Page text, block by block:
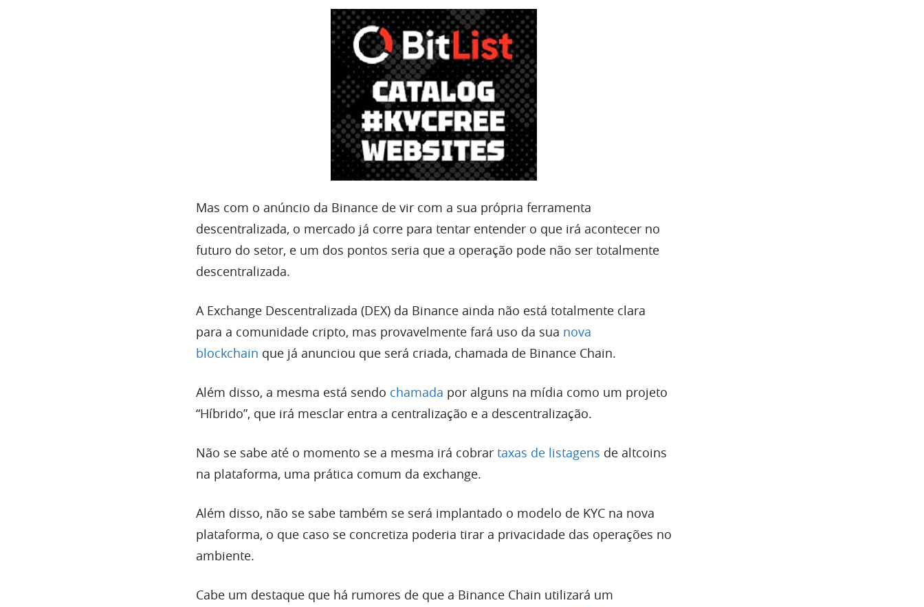
Mas com o anúncio da Binance de vir com a sua própria ferramenta
descentralizada, o mercado já corre para tentar entender o que irá acontecer no
futuro do setor, e um dos pontos seria que a operação pode não ser totalmente
descentralizada.
A Exchange Descentralizada (DEX) da Binance ainda não está totalmente clara
para a comunidade cripto, mas provavelmente fará uso da sua nova
blockchain que já anunciou que será criada, chamada de Binance Chain.
Além disso, a mesma está sendo chamada por alguns na mídia como um projeto
“Híbrido”, que irá mesclar entra a centralização e a descentralização.
Não se sabe até o momento se a mesma irá cobrar taxas de listagens de altcoins
na plataforma, uma prática comum da exchange.
Além disso, não se sabe também se será implantado o modelo de KYC na nova
plataforma, o que caso se concretiza poderia tirar a privacidade das operações no
ambiente.
Cabe um destaque que há rumores de que a Binance Chain utilizará um